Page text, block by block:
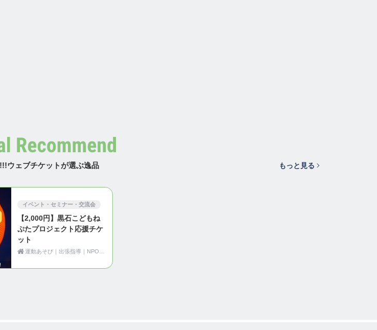
ウェブチケットが選ぶ逸品 もっと見る
イベント・セミナー・交流会
【2,000円】黒石こどもね
ぷたプロジェクト応援チケ
ット